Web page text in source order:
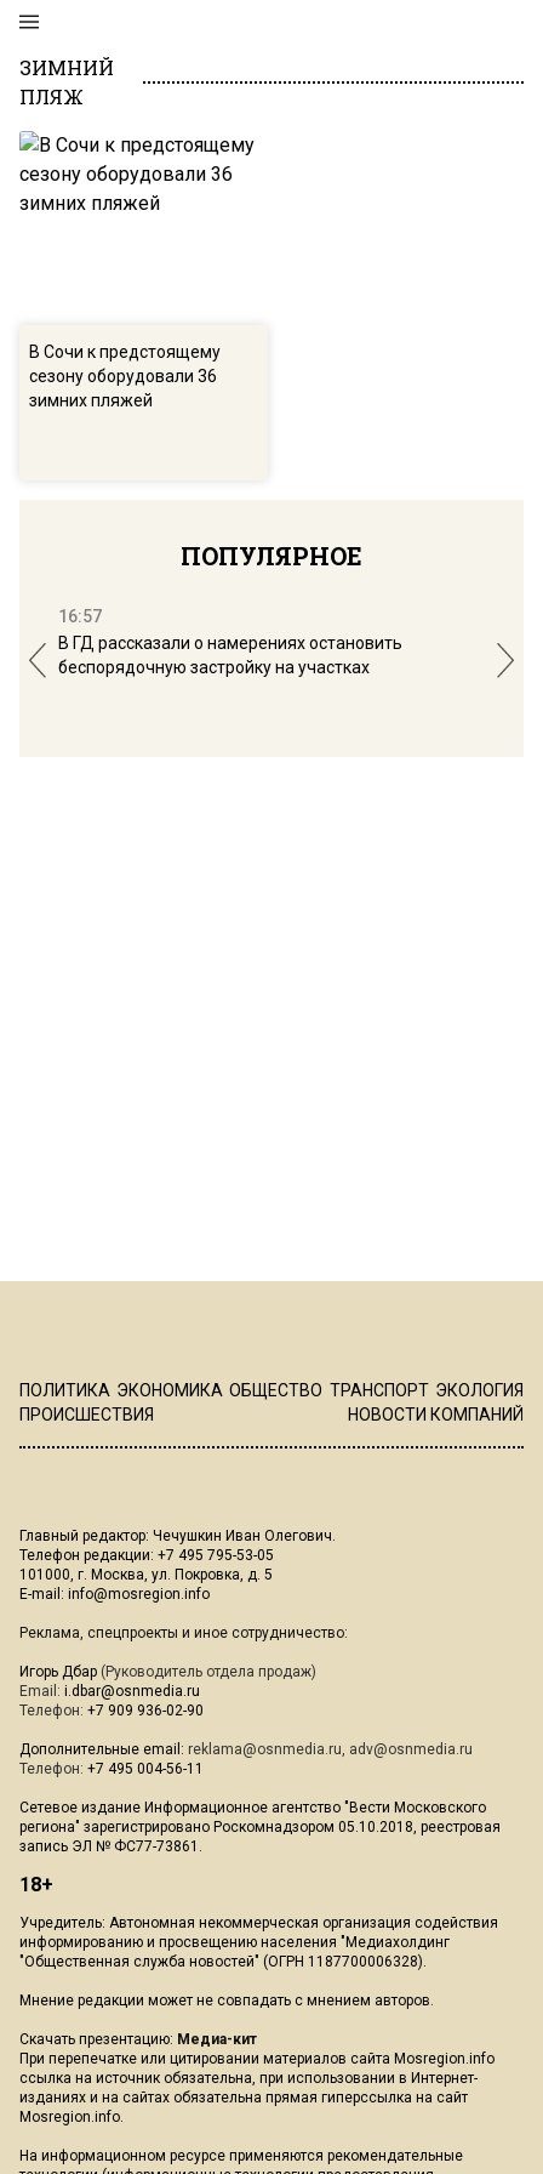
ЗИМНИЙ
ПЛЯЖ
В Сочи к предстоящему
сезону оборудовали 36
зимних пляжей
ПОПУЛЯРНОЕ
16:57
В ГД рассказали о намерениях остановить
беспорядочную застройку на участках
ПОЛИТИКА ЭКОНОМИКА ОБЩЕСТВО ТРАНСПОРТ ЭКОЛОГИЯ
ПРОИСШЕСТВИЯ
НОВОСТИ КОМПАНИЙ
Главный редактор: Чечушкин Иван Олегович.
Телефон редакции: +7 495 795-53-05
101000, г. Москва, ул. Покровка, д. 5
E-mail: info@mosregion.info
Реклама, спецпроекты и иное сотрудничество:
Игорь Дбар (Руководитель отдела продаж)
Email: i.dbar@osnmedia.ru
Телефон: +7 909 936-02-90
Дополнительные email: reklama@osnmedia.ru, adv@osnmedia.ru
Телефон: +7 495 004-56-11
Сетевое издание Информационное агентство "Вести Московского
региона" зарегистрировано Роскомнадзором 05.10.2018, реестровая
запись ЭЛ № ФС77-73861.
18+
Учредитель: Автономная некоммерческая организация содействия
информированию и просвещению населения "Медиахолдинг
"Общественная служба новостей" (ОГРН 1187700006328).
Мнение редакции может не совпадать с мнением авторов.
Скачать презентацию: Медиа-кит
При перепечатке или цитировании материалов сайта Mosregion.info
ссылка на источник обязательна, при использовании в Интернет-
изданиях и на сайтах обязательна прямая гиперссылка на сайт
Mosregion.info.
На информационном ресурсе применяются рекомендательные